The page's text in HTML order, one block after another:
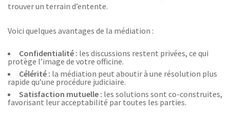
trouver un terrain d’entente.
Voici quelques avantages de la médiation :
Confidentialité : les discussions restent privées, ce qui
protège l’image de votre officine.
Célérité : la médiation peut aboutir à une résolution plus
rapide qu’une procédure judiciaire.
Satisfaction mutuelle : les solutions sont co-construites,
favorisant leur acceptabilité par toutes les parties.